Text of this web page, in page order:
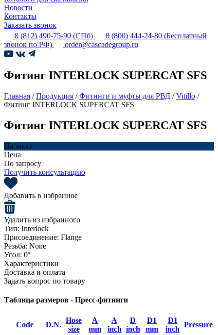
Новости
Контакты
Заказать звонок
8 (812) 490-75-90 (СПб) 8 (800) 444-24-80 (Бесплатный
звонок по РФ)
order@cascadegroup.ru
Фитинг INTERLOCK SUPERCAT SFS
Главная /Продукция /Фитинги и муфты для РВД /Vitillo /
Фитинг INTERLOCK SUPERCAT SFS
Фитинг INTERLOCK SUPERCAT SFS
На заказ
Цена
По запросу
Получить консультацию
Добавить в избранное
Удалить из избранного
Тип: Interlock
Присоединение: Flange
Резьба: None
Угол: 0°
Характеристики
Доставка и оплата
Задать вопрос по товару
Таблица размеров - Пресс-фитинги
Code D.N.
Hose
size
A
mm
A
inch
D
inch
D1
mm
D1
inch
Pressure